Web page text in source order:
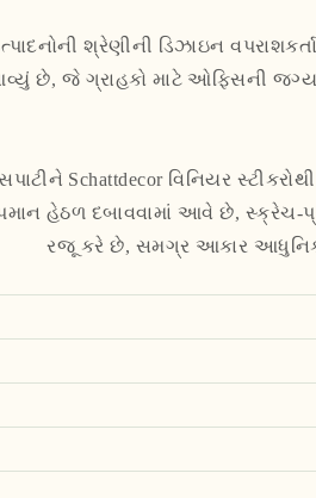
શ્રેણીની ડિઝાઇન
છે, જે ગ્રાહકો માટે ઓફિસની જગ્યા
Schattdecor વિનિયર
હેઠળ દબાવવામાં આવે છે, સ્ક્રેચ-
રજૂ કરે છે, સમગ્ર આકાર